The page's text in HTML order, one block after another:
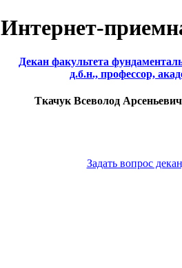
Интернет-
Декан факультета
д.б.н., профессор,
Ткачук Всеволод Арсеньевич
Задать вопрос